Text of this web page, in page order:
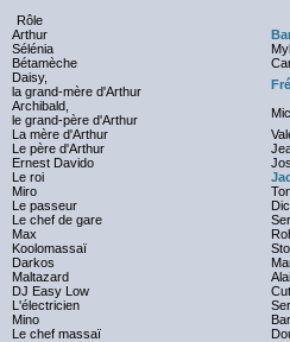
Rôle
Arthur
Sélénia
Bétamèche
Daisy,
la grand-mère d'Arthur
Archibald,
le grand-père d'Arthur
La mère d'Arthur
Le père d'Arthur
Ernest Davido
Le roi
Miro
Le passeur
Le chef de gare
Max
Koolomassaï
Darkos
Maltazard
DJ Easy Low
L'électricien
Mino
Le chef massaï